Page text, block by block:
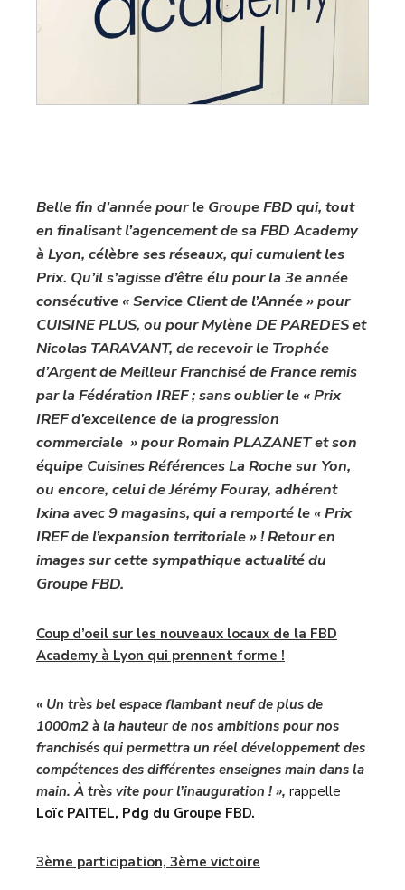
Belle fin d’année pour le Groupe FBD qui, tout
en finalisant l’agencement de sa FBD Academy
à Lyon, célèbre ses réseaux, qui cumulent les
Prix. Qu’il s’agisse d’être élu pour la 3e année
consécutive « Service Client de l’Année » pour
CUISINE PLUS, ou pour Mylène DE PAREDES et
Nicolas TARAVANT, de recevoir le Trophée
d’Argent de Meilleur Franchisé de France remis
par la Fédération IREF ; sans oublier le « Prix
IREF d’excellence de la progression
commerciale » pour Romain PLAZANET et son
équipe Cuisines Références La Roche sur Yon,
ou encore, celui de Jérémy Fouray, adhérent
Ixina avec 9 magasins, qui a remporté le « Prix
IREF de l’expansion territoriale » ! Retour en
images sur cette sympathique actualité du
Groupe FBD.
Coup d’oeil sur les nouveaux locaux de la FBD
Academy à Lyon qui prennent forme !
« Un très bel espace flambant neuf de plus de
1000m2 à la hauteur de nos ambitions pour nos
franchisés qui permettra un réel développement des
compétences des différentes enseignes main dans la
main. À très vite pour l’inauguration ! », rappelle
Loïc PAITEL, Pdg du Groupe FBD.
3ème participation, 3ème victoire